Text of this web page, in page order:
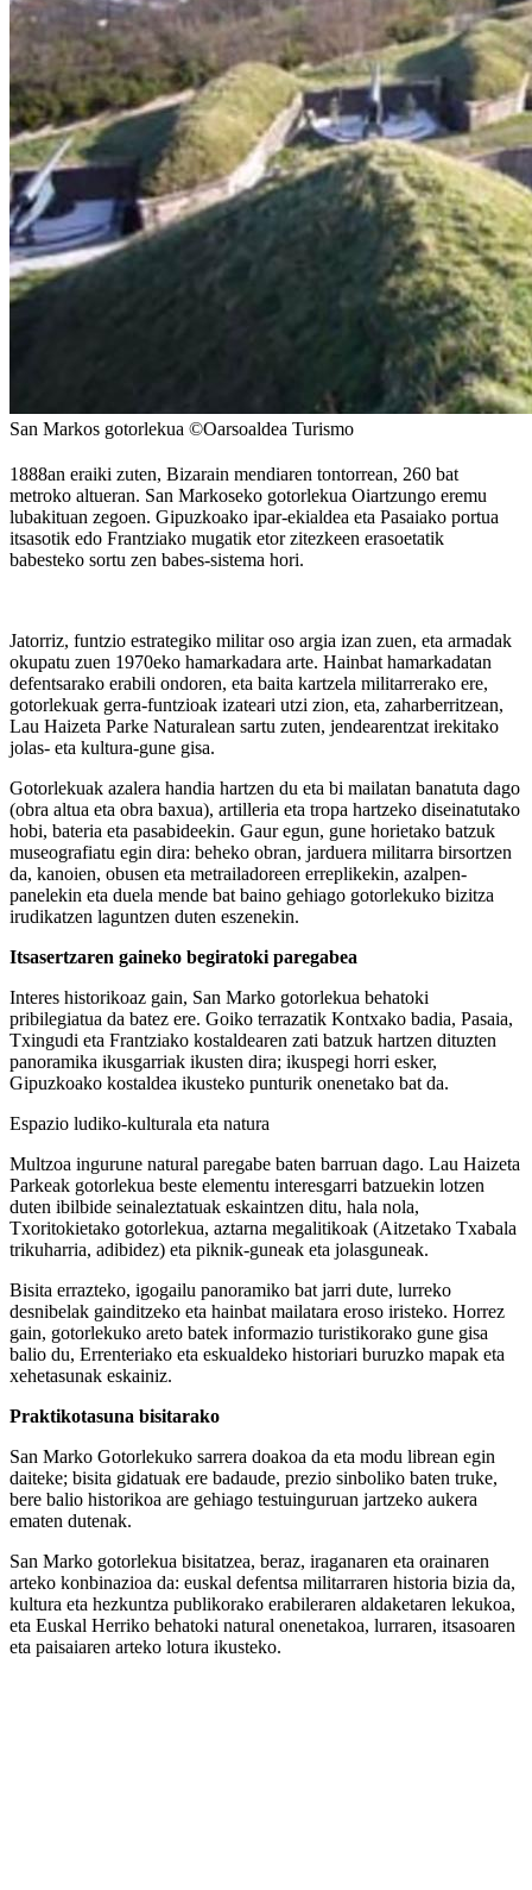
San Markos gotorlekua ©Oarsoaldea Turismo
1888an eraiki zuten, Bizarain mendiaren tontorrean, 260 bat
metroko altueran. San Markoseko gotorlekua Oiartzungo eremu
lubakituan zegoen. Gipuzkoako ipar-ekialdea eta Pasaiako portua
itsasotik edo Frantziako mugatik etor zitezkeen erasoetatik
babesteko sortu zen babes-sistema hori.
Jatorriz, funtzio estrategiko militar oso argia izan zuen, eta armadak
okupatu zuen 1970eko hamarkadara arte. Hainbat hamarkadatan
defentsarako erabili ondoren, eta baita kartzela militarrerako ere,
gotorlekuak gerra-funtzioak izateari utzi zion, eta, zaharberritzean,
Lau Haizeta Parke Naturalean sartu zuten, jendearentzat irekitako
jolas- eta kultura-gune gisa.
Gotorlekuak azalera handia hartzen du eta bi mailatan banatuta dago
(obra altua eta obra baxua), artilleria eta tropa hartzeko diseinatutako
hobi, bateria eta pasabideekin. Gaur egun, gune horietako batzuk
museografiatu egin dira: beheko obran, jarduera militarra birsortzen
da, kanoien, obusen eta metrailadoreen erreplikekin, azalpen-
panelekin eta duela mende bat baino gehiago gotorlekuko bizitza
irudikatzen laguntzen duten eszenekin.
Itsasertzaren gaineko begiratoki paregabea
Interes historikoaz gain, San Marko gotorlekua behatoki
pribilegiatua da batez ere. Goiko terrazatik Kontxako badia, Pasaia,
Txingudi eta Frantziako kostaldearen zati batzuk hartzen dituzten
panoramika ikusgarriak ikusten dira; ikuspegi horri esker,
Gipuzkoako kostaldea ikusteko punturik onenetako bat da.
Espazio ludiko-kulturala eta natura
Multzoa ingurune natural paregabe baten barruan dago. Lau Haizeta
Parkeak gotorlekua beste elementu interesgarri batzuekin lotzen
duten ibilbide seinaleztatuak eskaintzen ditu, hala nola,
Txoritokietako gotorlekua, aztarna megalitikoak (Aitzetako Txabala
trikuharria, adibidez) eta piknik-guneak eta jolasguneak.
Bisita errazteko, igogailu panoramiko bat jarri dute, lurreko
desnibelak gainditzeko eta hainbat mailatara eroso iristeko. Horrez
gain, gotorlekuko areto batek informazio turistikorako gune gisa
balio du, Errenteriako eta eskualdeko historiari buruzko mapak eta
xehetasunak eskainiz.
Praktikotasuna bisitarako
San Marko Gotorlekuko sarrera doakoa da eta modu librean egin
daiteke; bisita gidatuak ere badaude, prezio sinboliko baten truke,
bere balio historikoa are gehiago testuinguruan jartzeko aukera
ematen dutenak.
San Marko gotorlekua bisitatzea, beraz, iraganaren eta orainaren
arteko konbinazioa da: euskal defentsa militarraren historia bizia da,
kultura eta hezkuntza publikorako erabileraren aldaketaren lekukoa,
eta Euskal Herriko behatoki natural onenetakoa, lurraren, itsasoaren
eta paisaiaren arteko lotura ikusteko.